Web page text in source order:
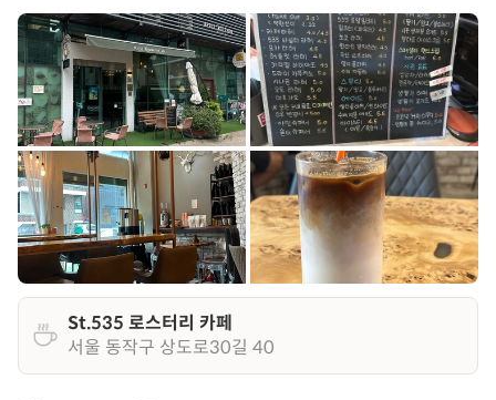
St.535 로스터리 카페
서울 동작구 상도로30길 40